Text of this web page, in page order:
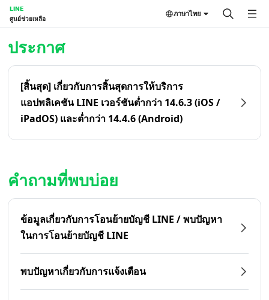
LINE
ศูนย์ช่วยเหลือ
ภาษาไทย
ประกาศ
[สิ้นสุด] เกี่ยวกับการสิ้นสุดการให้บริการ
แอปพลิเคชัน LINE เวอร์ชันต่ำกว่า 14.6.3 (iOS /
iPadOS) และต่ำกว่า 14.4.6 (Android)
คำถามที่พบบ่อย
ข้อมูลเกี่ยวกับการโอนย้ายบัญชี LINE / พบปัญหา
ในการโอนย้ายบัญชี LINE
พบปัญหาเกี่ยวกับการแจ้งเตือน